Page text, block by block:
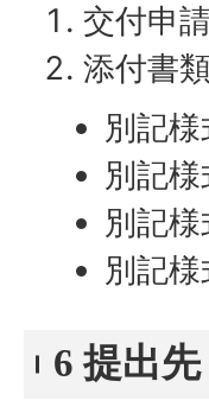
交付申
添付書類
別記
別記
別記
別記
6 提出先